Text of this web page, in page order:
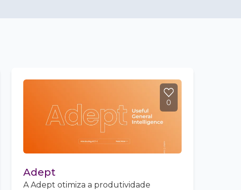
0
Adept
A Adept otimiza a produtividade